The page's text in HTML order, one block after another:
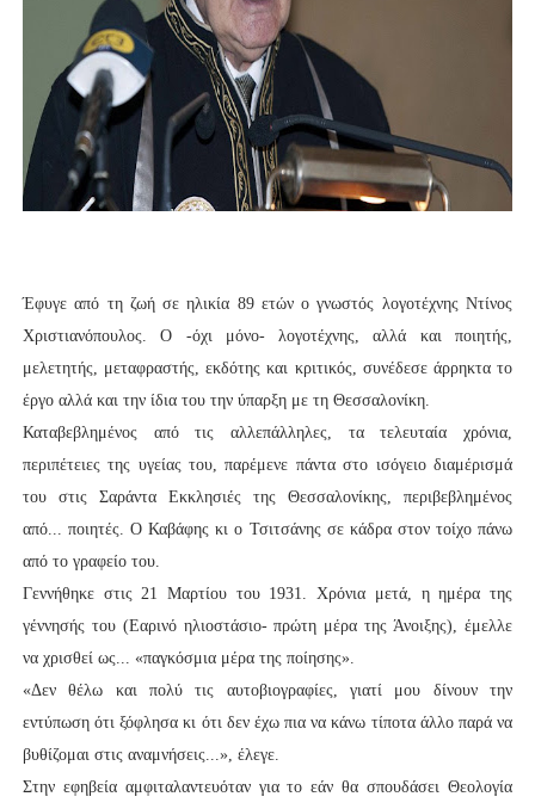
Έφυγε από τη ζωή σε ηλικία 89 ετών ο γνωστός λογοτέχνης Ντίνος
Χριστιανόπουλος.Ο -όχι μόνο- λογοτέχνης, αλλά και ποιητής,
μελετητής, μεταφραστής, εκδότης και κριτικός, συνέδεσε άρρηκτα το
έργο αλλά και την ίδια του την ύπαρξη με τη Θεσσαλονίκη.
Καταβεβλημένος από τις αλλεπάλληλες, τα τελευταία χρόνια,
περιπέτειες της υγείας του, παρέμενε πάντα στο ισόγειο διαμέρισμά
του στις Σαράντα Εκκλησιές της Θεσσαλονίκης, περιβεβλημένος
από... ποιητές. Ο Καβάφης κι ο Τσιτσάνης σε κάδρα στον τοίχο πάνω
από το γραφείο του.
Γεννήθηκε στις 21 Μαρτίου του 1931. Χρόνια μετά, η ημέρα της
γέννησής του (Εαρινό ηλιοστάσιο- πρώτη μέρα της Άνοιξης), έμελλε
να χρισθεί ως... «παγκόσμια μέρα της ποίησης».
«Δεν θέλω και πολύ τις αυτοβιογραφίες, γιατί μου δίνουν την
εντύπωση ότι ξόφλησα κι ότι δεν έχω πια να κάνω τίποτα άλλο παρά να
βυθίζομαι στις αναμνήσεις...», έλεγε.
Στην εφηβεία αμφιταλαντευόταν για το εάν θα σπουδάσει Θεολογία